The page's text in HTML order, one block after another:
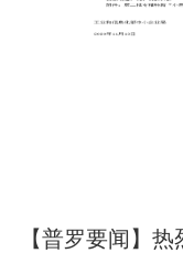
了解更多 +